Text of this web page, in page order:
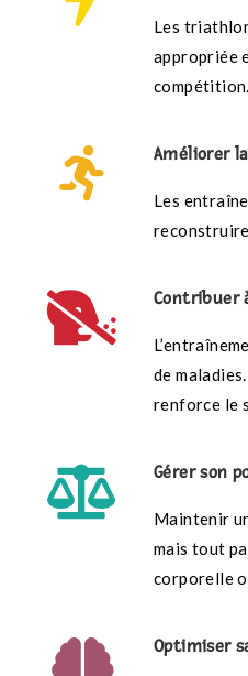
Les
appropriée
compétition.
Améliorer
Les
Contribuer
de
renforce le
Gérer son
Maintenir
mais tout
corporelle
Optimiser